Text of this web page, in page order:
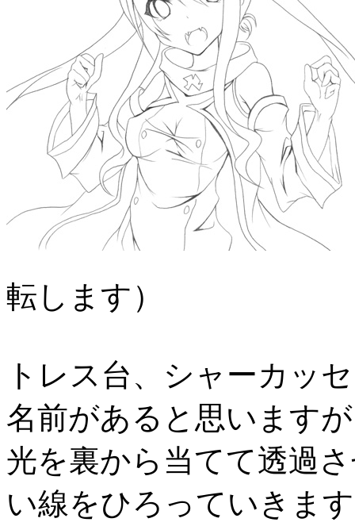
転します）
トレス台、シャーカッ
名前があると思いますが
光を裏から当てて透過
い線をひろっていきま